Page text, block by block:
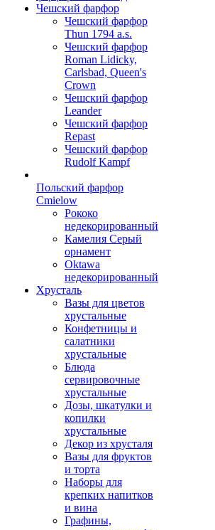
Чешский фарфор
Чешский фарфор
Thun 1794 a.s.
Чешский фарфор
Roman Lidicky,
Carlsbad, Queen's
Crown
Чешский фарфор
Leander
Чешский фарфор
Repast
Чешский фарфор
Rudolf Kampf
Польский фарфор
Сmielow
Рококо
недекорированный
Камелия Серый
орнамент
Oktawa
недекорированный
Хрусталь
Вазы для цветов
хрустальные
Конфетницы и
салатники
хрустальные
Блюда
сервировочные
хрустальные
Дозы, шкатулки и
копилки
хрустальные
Декор из хрусталя
Вазы для фруктов
и торта
Наборы для
крепких напитков
и вина
Графины,